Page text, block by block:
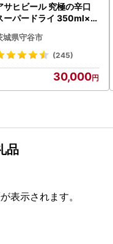
サヒビール 究極の辛口
ーパードライ 350ml×4
城県守谷市
(245)
30,000
品
表示されます。